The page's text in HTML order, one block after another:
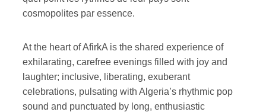
cosmopolites par essence.
At the heart of AfirkA is the shared experience of
exhilarating, carefree evenings filled with joy and
laughter; inclusive, liberating, exuberant
celebrations, pulsating with Algeria’s rhythmic pop
sound and punctuated by long, enthusiastic